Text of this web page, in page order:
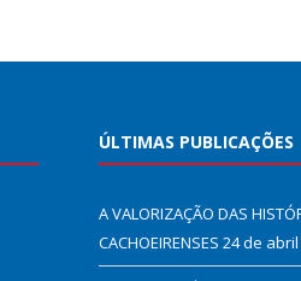
ÚLTIMAS PUBLICAÇÕES
A VALORIZAÇÃO DAS
CACHOEIRENSES 24 de